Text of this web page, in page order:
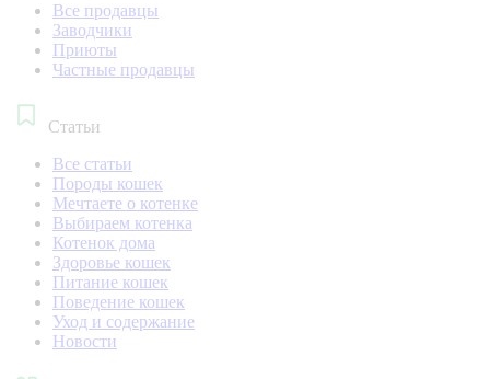
Все продавцы
Заводчики
Приюты
Частные продавцы
Статьи
Все статьи
Породы кошек
Мечтаете о котенке
Выбираем котенка
Котенок дома
Здоровье кошек
Питание кошек
Поведение кошек
Уход и содержание
Новости